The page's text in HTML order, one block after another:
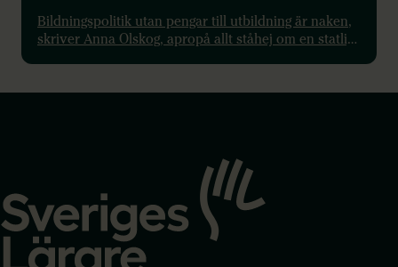
idag.
Bildningspolitik utan pengar till utbildning är naken,
skriver Anna Olskog, apropå allt ståhej om en statlig
startsidan